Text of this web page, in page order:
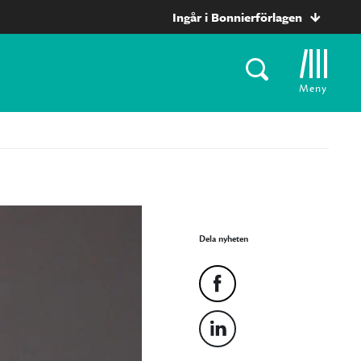
Ingår i Bonnierförlagen
Meny
Dela nyheten